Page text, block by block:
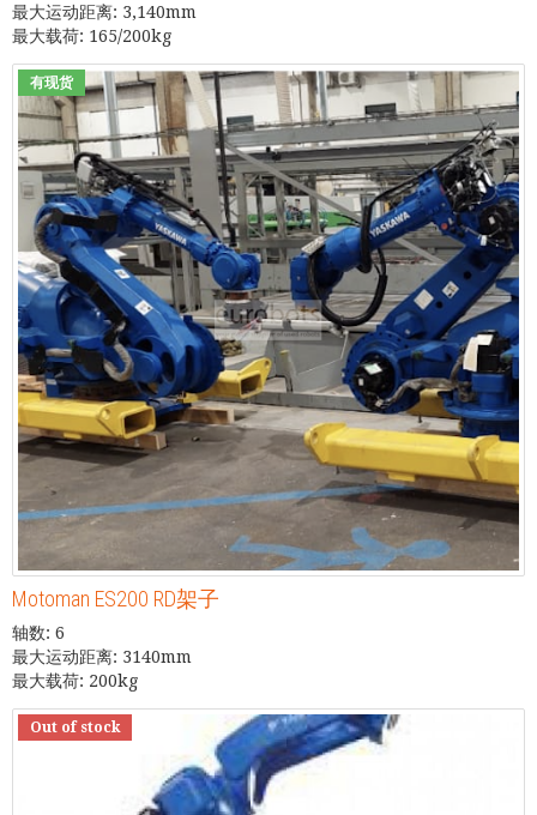
最大运动距离: 3,140mm
最大载荷: 165/200kg
有现货
Motoman ES200 RD架子
轴数: 6
最大运动距离: 3140mm
最大载荷: 200kg
Out of stock